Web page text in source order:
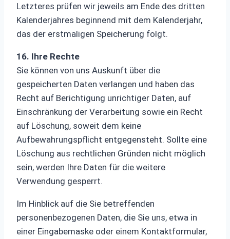
Letzteres prüfen wir jeweils am Ende des dritten
Kalenderjahres beginnend mit dem Kalenderjahr,
das der erstmaligen Speicherung folgt.
16. Ihre Rechte
Sie können von uns Auskunft über die
gespeicherten Daten verlangen und haben das
Recht auf Berichtigung unrichtiger Daten, auf
Einschränkung der Verarbeitung sowie ein Recht
auf Löschung, soweit dem keine
Aufbewahrungspflicht entgegensteht. Sollte eine
Löschung aus rechtlichen Gründen nicht möglich
sein, werden Ihre Daten für die weitere
Verwendung gesperrt.
Im Hinblick auf die Sie betreffenden
personenbezogenen Daten, die Sie uns, etwa in
einer Eingabemaske oder einem Kontaktformular,